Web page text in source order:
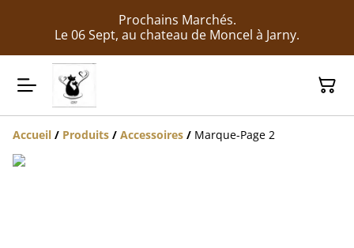
Prochains Marchés.
Le 06 Sept, au chateau de Moncel à Jarny.
Accueil / Produits / Accessoires / Marque-Page 2